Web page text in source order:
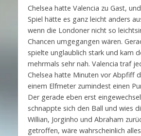
Chelsea hatte Valencia zu Gast,
Spiel hätte es ganz leicht anders
wenn die Londoner nicht so
Chancen umgegangen wären.
spielte unglaublich stark und kam
mehrmals sehr nah. Valencia traf
Chelsea hatte Minuten vor Abpfiff
einem Elfmeter zumindest einen
Der gerade eben erst
schnappte sich den Ball und wies
Willian, Jorginho und Abraham
getroffen, wäre wahrscheinlich